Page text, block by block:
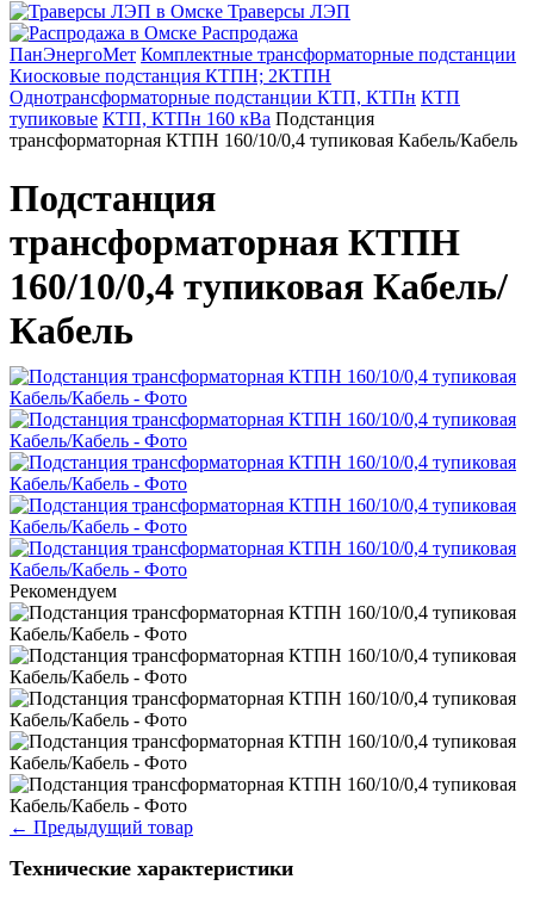
Траверсы ЛЭП
Распродажа
ПанЭнергоМет Комплектные трансформаторные подстанции
Киосковые подстанция КТПН; 2КТПН
Однотрансформаторные подстанции КТП, КТПн КТП
тупиковые КТП, КТПн 160 кВа Подстанция
трансформаторная КТПН 160/10/0,4 тупиковая Кабель/Кабель
Подстанция
трансформаторная КТПН
160/10/0,4 тупиковая Кабель/
Кабель
Рекомендуем
← Предыдущий товар
Технические характеристики